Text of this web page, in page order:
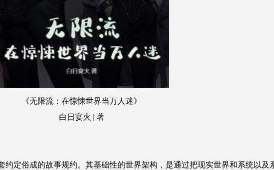
《无限流：在惊悚世界当万人迷》
白日宴火 | 著
定俗成的故事规约。其基础性的世界架构，是通过把现实世界和系统以及